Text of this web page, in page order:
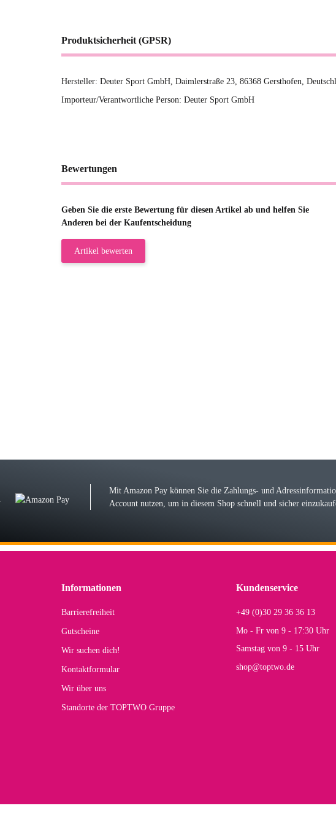
Produktsicherheit (GPSR)
Hersteller: Deuter Sport GmbH, Daimlerstraße 23, 86368 Gersthofen,
Importeur/Verantwortliche Person: Deuter Sport GmbH
Bewertungen
Geben Sie die erste Bewertung für diesen Artikel ab und helfen Sie
Anderen bei der Kaufentscheidung
Artikel bewerten
Der Koffer macht einen sehr soliden Eindruck. Die Zuverlässigkeit muss
Hans E
Mit Amazon Pay können Sie die Zahlungs- und
Account nutzen, um in diesem Shop schnell und sicher
Informationen
Barrierefreiheit
Gutscheine
Wir suchen dich!
Kontaktformular
Wir über uns
Standorte der TOPTWO Gruppe
Kundenservice
+49 (0)30 29 36 36 13
Mo - Fr von 9 - 17:30 Uhr
Samstag von 9 - 15 Uhr
shop@toptwo.de